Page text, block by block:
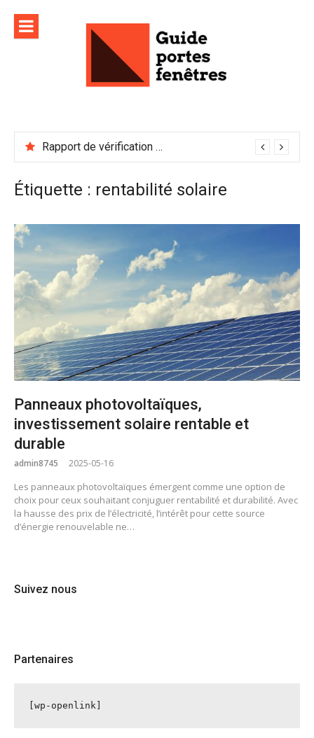
contenu
Rapport de vérification sécurité : à conserver précieusement
Étiquette : rentabilité solaire
Panneaux photovoltaïques,
investissement solaire rentable et
durable
admin8745 2025-05-16
Les panneaux photovoltaïques émergent comme une option de
choix pour ceux souhaitant conjuguer rentabilité et durabilité. Avec
la hausse des prix de l’électricité, l’intérêt pour cette source
d’énergie renouvelable ne…
Suivez nous
Partenaires
[wp-openlink]